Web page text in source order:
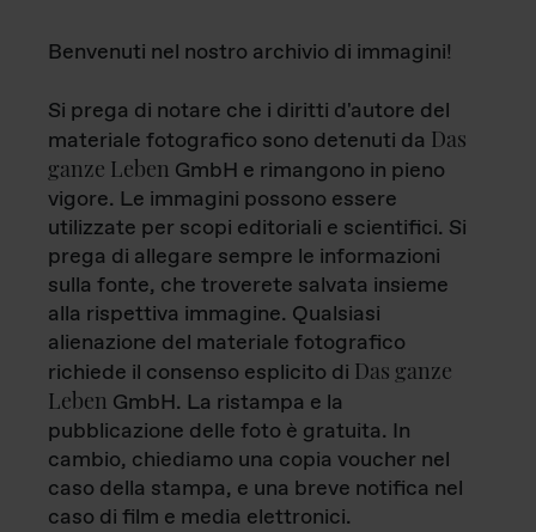
Benvenuti nel nostro archivio di immagini!
Si prega di notare che i diritti d'autore del
materiale fotografico sono detenuti da Das
ganze Leben GmbH e rimangono in pieno
vigore. Le immagini possono essere
utilizzate per scopi editoriali e scientifici. Si
prega di allegare sempre le informazioni
sulla fonte, che troverete salvata insieme
alla rispettiva immagine. Qualsiasi
alienazione del materiale fotografico
richiede il consenso esplicito di Das ganze
Leben GmbH. La ristampa e la
pubblicazione delle foto è gratuita. In
cambio, chiediamo una copia voucher nel
caso della stampa, e una breve notifica nel
caso di film e media elettronici.